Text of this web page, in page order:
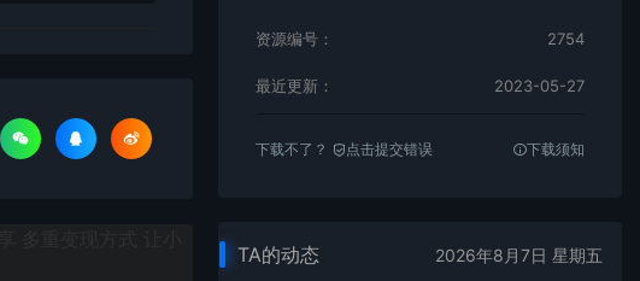
资源编号： 2754
最近更新： 2023-05-27
下载不了？ 点击提交错误 下载须知
TA的动态 2026年8月7日 星期五